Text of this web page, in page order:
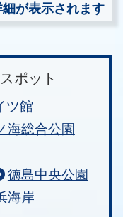
が表示されます
ポット
ツ館
海総合公園
徳島中央公園
海岸